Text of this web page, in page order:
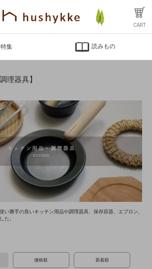
CART
集 読みもの
理器具】
い勝手の良いキッチン用品や調理器具、保存容器、エプロン,
た。
価格順 新着順